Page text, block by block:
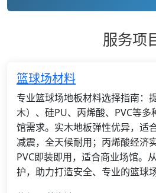
服务项
篮球场材料
专业篮球场地板材料选择指南：
木）、硅PU、丙烯酸、PVC等
馆需求。实木地板弹性优异，适
减震，全天候耐用；丙烯酸经济
PVC即装即用，适合商业场馆。
护，助力打造安全、专业的篮球场